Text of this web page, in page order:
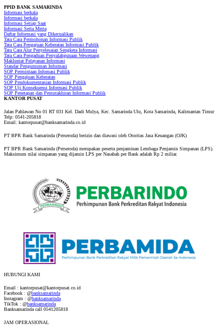
PPID BANK SAMARINDA
Informasi berkala
Informasi berkala
Informasi Setiap Saat
Informasi Serta Merta
Daftar Informasi yang Dikecualikan
Tata Cara Permohonan Informasi Publik
Tata Cara Pengajuan Keberatan Informasi Publik
Tata Cara Alur Penyelesaian Sengketa Informasi
Tata Cara Pengaduan Penyalahgunaan Wewenang
Maklumat Pelayanan Informasi
Standar Pengumuman Informasi
SOP Permintaan Infomasi Publik
SOP Pengajuan Keberatan
SOP Pendokumentasian Informasi Publik
SOP Uji Konsekuensi Informasi Publik
SOP Penetapan dan Pemutakhiran Informasi Publik
KANTOR PUSAT
Jalan Pahlawan No 01 RT 031 Kel. Dadi Mulya, Kec. Samarinda Ulu, Kota Samarinda, Kalimantan Timur
Telp: 0541-205818
Email: kantorpusat@banksamarinda.co.id
PT BPR Bank Samarinda (Perseroda) berizin dan diawasi oleh Otoritas Jasa Keuangan (OJK)
PT BPR Bank Samarinda (Perseroda) merupakan peserta penjaminan Lembaga Penjamin Simpanan (LPS).
Maksimum nilai simpanan yang dijamin LPS per Nasabah per Bank adalah Rp 2 miliar.
HUBUNGI KAMI
Email : kantorpusat@kantorpusat.co.id
Facebook : @banksamarinda
Instagram : @banksamarinda
TikTok : @banksamarinda
Banksamarinda call 0541205818
JAM OPERASIONAL